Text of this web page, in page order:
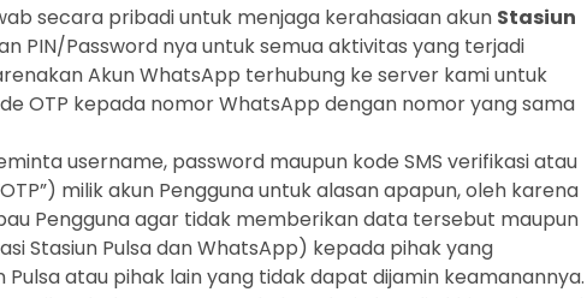
secara pribadi untuk menjaga kerahasiaan akun Stasiun
PIN/Password nya untuk semua aktivitas yang terjadi
Akun WhatsApp terhubung ke server kami untuk
OTP kepada nomor WhatsApp dengan nomor yang sama
username, password maupun kode SMS verifikasi atau
milik akun Pengguna untuk alasan apapun, oleh karena
Pengguna agar tidak memberikan data tersebut maupun
Stasiun Pulsa dan WhatsApp) kepada pihak yang
atau pihak lain yang tidak dapat dijamin keamanannya.